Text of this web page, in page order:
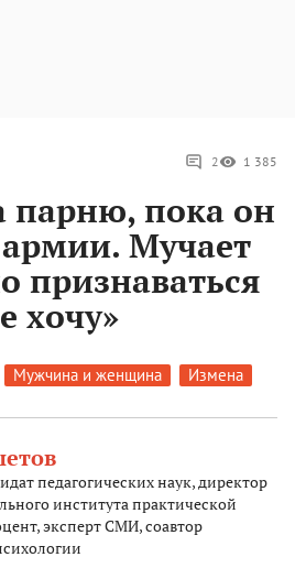
2 1 385
парню, пока он
Мучает
признаваться
хочу»
Мужчина и женщина Измена
педагогических наук, директор
института практической
эксперт СМИ, соавтор